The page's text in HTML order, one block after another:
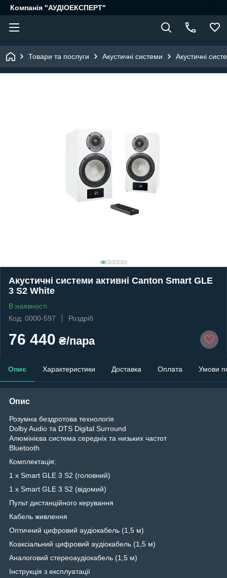
Компанія "АУДІОЕКСПЕРТ"
Товари та послуги Акустичні системи Акустичні
Акустичні системи активні Canton Smart GLE
3 S2 White
В наявності
Код: 0000-597
Роздріб
76 440 ₴/пара
Опис Характеристики Доставка Оплата Умови
Опис
Розумна бездротова технологія
Dolby Audio та DTS Digital Surround
Алюмінієва система середніх та низьких частот
Bluetooth
Комплектація:
1 x Smart GLE 3 S2 (головний)
1 x Smart GLE 3 S2 (відомий)
Пульт дистанційного керування
Кабель живлення
Оптичний цифровий аудіокабель (1,5 м)
Коаксіальний цифровий аудіокабель (1,5 м)
Аналоговий стереоаудіокабель (1,5 м)
Інструкція з експлуатації